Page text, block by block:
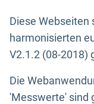
Diese Webseiten
harmonisierten
V2.1.2 (08-2018)
Die
'Messwerte' sind